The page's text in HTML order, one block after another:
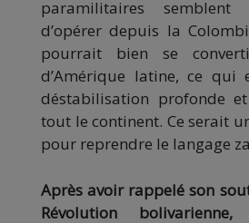
paramilitaires
d’opérer depuis la
pourrait bien se
d’Amérique latine, ce qui
déstabilisation profonde
tout le continent. Ce serait
pour reprendre le langage
Après avoir rappelé son
Révolution